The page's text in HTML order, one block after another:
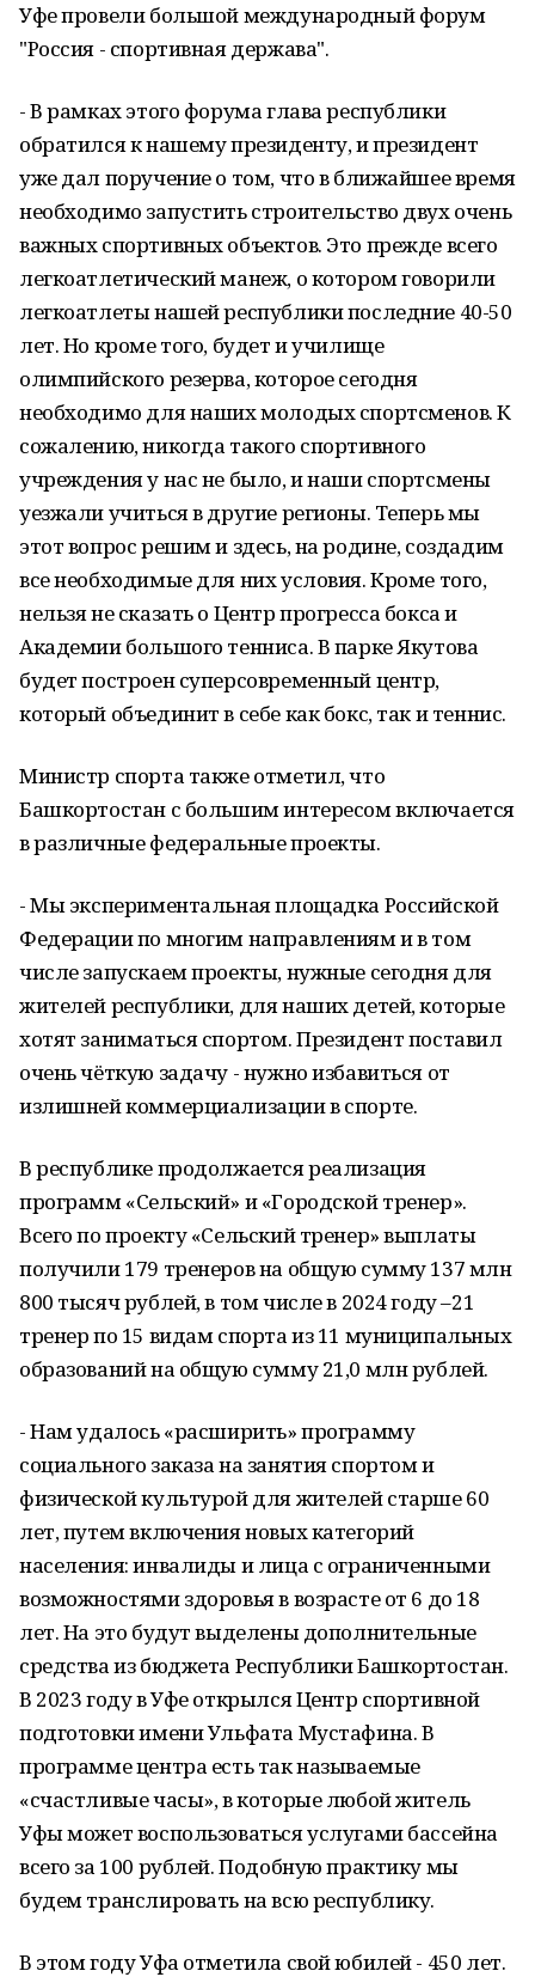
Уфе провели большой международный форум
"Россия - спортивная держава".
- В рамках этого форума глава республики
обратился к нашему президенту, и президент
уже дал поручение о том, что в ближайшее время
необходимо запустить строительство двух очень
важных спортивных объектов. Это прежде всего
легкоатлетический манеж, о котором говорили
легкоатлеты нашей республики последние 40-50
лет. Но кроме того, будет и училище
олимпийского резерва, которое сегодня
необходимо для наших молодых спортсменов. К
сожалению, никогда такого спортивного
учреждения у нас не было, и наши спортсмены
уезжали учиться в другие регионы. Теперь мы
этот вопрос решим и здесь, на родине, создадим
все необходимые для них условия. Кроме того,
нельзя не сказать о Центр прогресса бокса и
Академии большого тенниса. В парке Якутова
будет построен суперсовременный центр,
который объединит в себе как бокс, так и теннис.
Министр спорта также отметил, что
Башкортостан с большим интересом включается
в различные федеральные проекты.
- Мы экспериментальная площадка Российской
Федерации по многим направлениям и в том
числе запускаем проекты, нужные сегодня для
жителей республики, для наших детей, которые
хотят заниматься спортом. Президент поставил
очень чёткую задачу - нужно избавиться от
излишней коммерциализации в спорте.
В республике продолжается реализация
программ «Сельский» и «Городской тренер».
Всего по проекту «Сельский тренер» выплаты
получили 179 тренеров на общую сумму 137 млн
800 тысяч рублей, в том числе в 2024 году –21
тренер по 15 видам спорта из 11 муниципальных
образований на общую сумму 21,0 млн рублей.
- Нам удалось «расширить» программу
социального заказа на занятия спортом и
физической культурой для жителей старше 60
лет, путем включения новых категорий
населения: инвалиды и лица с ограниченными
возможностями здоровья в возрасте от 6 до 18
лет. На это будут выделены дополнительные
средства из бюджета Республики Башкортостан.
В 2023 году в Уфе открылся Центр спортивной
подготовки имени Ульфата Мустафина. В
программе центра есть так называемые
«счастливые часы», в которые любой житель
Уфы может воспользоваться услугами бассейна
всего за 100 рублей. Подобную практику мы
будем транслировать на всю республику.
В этом году Уфа отметила свой юбилей - 450 лет.